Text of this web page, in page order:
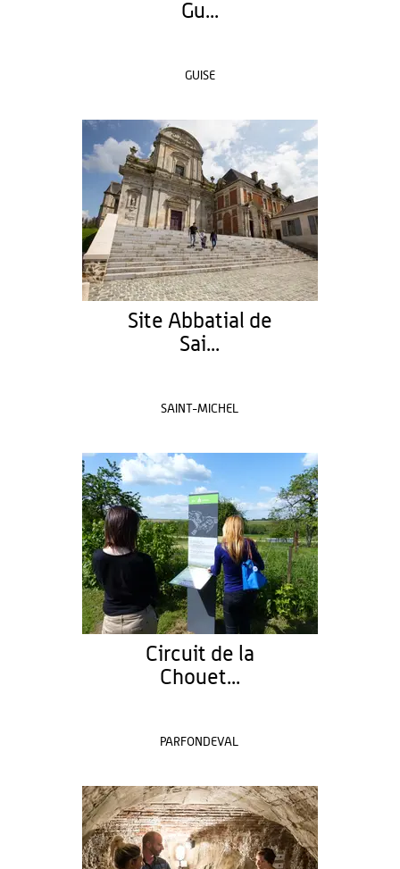
Gu...
GUISE
Site Abbatial de
Sai...
SAINT-MICHEL
Circuit de la
Chouet...
PARFONDEVAL